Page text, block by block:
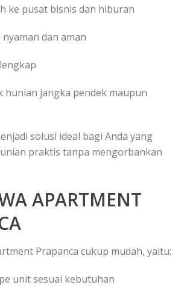
ke pusat bisnis dan hiburan
dan aman
hunian jangka pendek maupun
solusi ideal bagi Anda yang
praktis tanpa mengorbankan
APARTMENT
Prapanca cukup mudah, yaitu:
unit sesuai kebutuhan